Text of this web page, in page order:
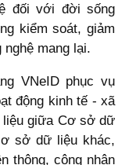
đối với đời sống
kiểm soát, giảm
mang lại.
VNeID phục vụ
động kinh tế - xã
liệu giữa Cơ sở dữ
sở dữ liệu khác,
thông, công nhận